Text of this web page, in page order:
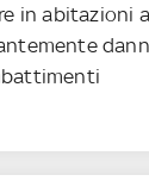
in abitazioni